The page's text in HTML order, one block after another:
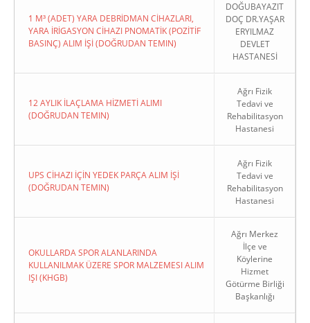
1 M³ (ADET) YARA DEBRİDMAN CİHAZLARI,
YARA İRİGASYON CİHAZI PNOMATİK (POZİTİF
BASINÇ) ALIM İŞİ (DOĞRUDAN TEMIN)
DOĞUBAYAZIT
DOÇ DR.YAŞAR
ERYILMAZ
DEVLET
HASTANESİ
12 AYLIK İLAÇLAMA HİZMETİ ALIMI
(DOĞRUDAN TEMIN)
Ağrı Fizik
Tedavi ve
Rehabilitasyon
Hastanesi
UPS CİHAZI İÇİN YEDEK PARÇA ALIM İŞİ
(DOĞRUDAN TEMIN)
Ağrı Fizik
Tedavi ve
Rehabilitasyon
Hastanesi
OKULLARDA SPOR ALANLARINDA
KULLANILMAK ÜZERE SPOR MALZEMESI ALIM
IŞI (KHGB)
Ağrı Merkez
İlçe ve
Köylerine
Hizmet
Götürme Birliği
Başkanlığı